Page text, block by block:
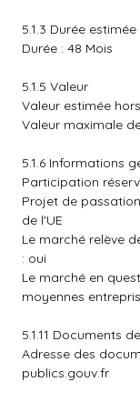
5.1.3 Durée estimée
Durée : 48 Mois
5.1.5 Valeur
Valeur estimée
Valeur maximale
5.1.6 Informations
Participation
Projet de
de l'UE
Le marché relève
: oui
Le marché en
moyennes
5.1.11 Documents
Adresse des
publics.gouv.fr